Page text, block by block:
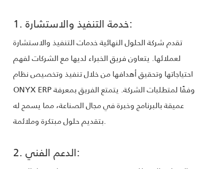
1. خدمة التنفيذ والاستشارة:
تقدم شركة الحلول النهائية خدمات التنفيذ والاستشارة
لعملائها. يتعاون فريق الخبراء لديها مع الشركات لفهم
احتياجاتها وتحقيق أهدافها من خلال تنفيذ وتخصيص نظام
ONYX ERP وفقًا لمتطلبات الشركة. يتمتع الفريق بمعرفة
عميقة بالبرنامج وخبرة في مجال الصناعة، مما يسمح له
بتقديم حلول مبتكرة وملائمة.
2. الدعم الفني: